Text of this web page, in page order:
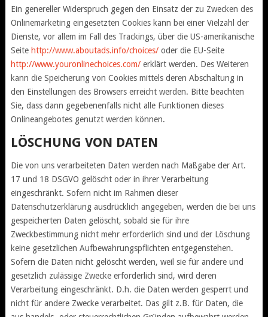
Ein genereller Widerspruch gegen den Einsatz der zu Zwecken des
Onlinemarketing eingesetzten Cookies kann bei einer Vielzahl der
Dienste, vor allem im Fall des Trackings, über die US-amerikanische
Seite http://www.aboutads.info/choices/oder die EU-Seite
http://www.youronlinechoices.com/erklärt werden. Des Weiteren
kann die Speicherung von Cookies mittels deren Abschaltung in
den Einstellungen des Browsers erreicht werden. Bitte beachten
Sie, dass dann gegebenenfalls nicht alle Funktionen dieses
Onlineangebotes genutzt werden können.
LÖSCHUNG VON DATEN
Die von uns verarbeiteten Daten werden nach Maßgabe der Art.
17 und 18 DSGVO gelöscht oder in ihrer Verarbeitung
eingeschränkt. Sofern nicht im Rahmen dieser
Datenschutzerklärung ausdrücklich angegeben, werden die bei uns
gespeicherten Daten gelöscht, sobald sie für ihre
Zweckbestimmung nicht mehr erforderlich sind und der Löschung
keine gesetzlichen Aufbewahrungspflichten entgegenstehen.
Sofern die Daten nicht gelöscht werden, weil sie für andere und
gesetzlich zulässige Zwecke erforderlich sind, wird deren
Verarbeitung eingeschränkt. D.h. die Daten werden gesperrt und
nicht für andere Zwecke verarbeitet. Das gilt z.B. für Daten, die